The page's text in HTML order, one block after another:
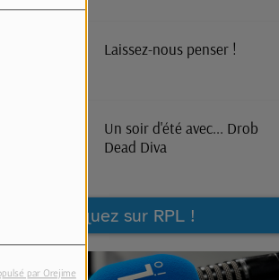
par Orejime
Laissez-nous penser !
Un soir d'été avec... Drob
Dead Diva
Communiquez sur RPL !